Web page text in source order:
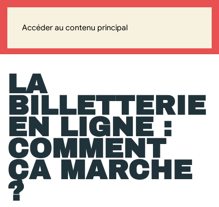
Accéder au contenu principal
LA
BILLETTERIE
EN LIGNE :
COMMENT
ÇA MARCHE
?